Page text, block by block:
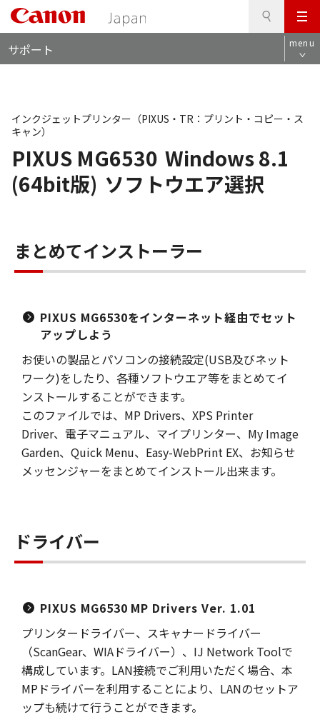
メ
ニ
ュ
サポート menu
PIXUS MG6530 Windows 8.1
(64bit版) ソフトウエア選択
インクジェットプリンター（PIXUS・TR：プリント・コピー・ス
キャン）
まとめてインストーラー
PIXUS MG6530をインターネット経由でセット
アップしよう
お使いの製品とパソコンの接続設定(USB及びネット
ワーク)をしたり、各種ソフトウエア等をまとめてイ
ンストールすることができます。
このファイルでは、MP Drivers、XPS Printer
Driver、電子マニュアル、マイプリンター、My Image
Garden、Quick Menu、Easy-WebPrint EX、お知らせ
メッセンジャーをまとめてインストール出来ます。
ドライバー
PIXUS MG6530 MP Drivers Ver. 1.01
プリンタードライバー、スキャナードライバー
（ScanGear、WIAドライバー）、IJ Network Toolで
構成しています。LAN接続でご利用いただく場合、本
MPドライバーを利用することにより、LANのセットア
ップも続けて行うことができます。